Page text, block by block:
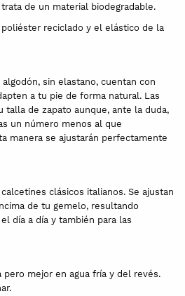
de un material biodegradable.
reciclado y el elástico de la
sin elastano, cuentan con
a tu pie de forma natural. Las
talla de zapato aunque, ante la duda,
un número menos al que
manera se ajustarán perfectamente
clásicos italianos. Se ajustan
de tu gemelo, resultando
día a día y también para las
pero mejor en agua fría y del revés.